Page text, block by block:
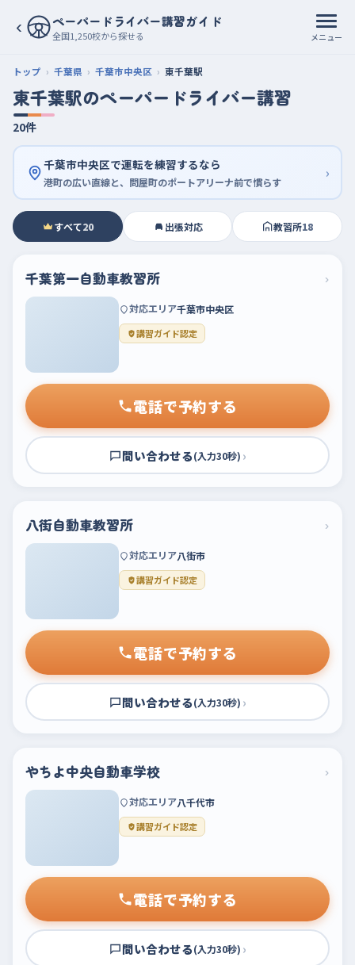
‹ ペーパードライバー講習ガイド
全国1,250校から探せる メニュー
トップ 千葉県 千葉市中央区 東千葉駅
東千葉駅のペーパードライバー講習
20件
千葉市中央区で運転を練習するなら
港町の広い直線と、問屋町のポートアリーナ前で慣らす ›
すべて20 出張対応 教習所18
千葉第一自動車教習所 ›
対応エリア千葉市中央区
講習ガイド認定
電話で予約する
問い合わせる(入力30秒) ›
八街自動車教習所 ›
対応エリア八街市
講習ガイド認定
電話で予約する
問い合わせる(入力30秒) ›
やちよ中央自動車学校 ›
対応エリア八千代市
講習ガイド認定
電話で予約する
問い合わせる(入力30秒) ›